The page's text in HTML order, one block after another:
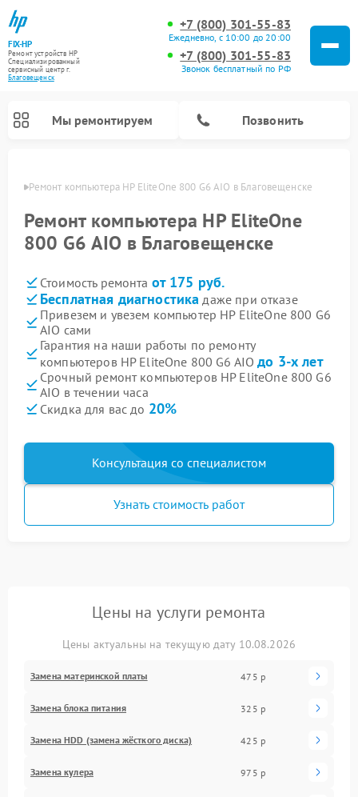
FIX-HP
Ремонт устройств HP
Специализированный
cервисный центр г.
Благовещенск
+7 (800) 301-55-83
Ежедневно, с 10:00 до 20:00
+7 (800) 301-55-83
Звонок бесплатный по РФ
Мы ремонтируем Позвонить
Ремонт компьютера HP EliteOne 800 G6 AIO в Благовещенске
Ремонт компьютера HP EliteOne
800 G6 AIO в Благовещенске
Стоимость ремонта от 175 руб.
Бесплатная диагностика даже при отказе
Привезем и увезем компьютер HP EliteOne 800 G6
AIO сами
Гарантия на наши работы по ремонту
компьютеров HP EliteOne 800 G6 AIOдо 3-х лет
Срочный ремонт компьютеров HP EliteOne 800 G6
AIO в течении часа
Скидка для вас до 20%
Консультация со специалистом
Узнать стоимость работ
Цены на услуги ремонта
Цены актуальны на текущую дату 10.08.2026
Замена материнской платы 475 р
Замена блока питания 325 р
Замена HDD (замена жёсткого диска) 425 р
Замена кулера 975 р